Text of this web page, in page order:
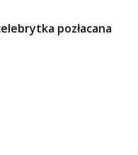
pozłacana